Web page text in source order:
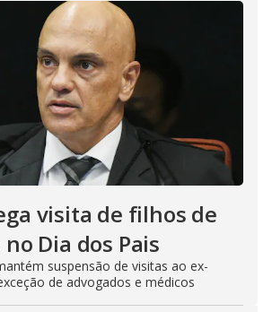
visita de filhos de
Dia dos Pais
suspensão de visitas ao ex-
de advogados e médicos